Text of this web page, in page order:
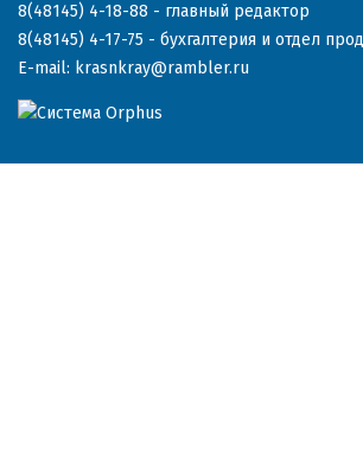
8(48145) 4-18-88 - главный редактор
8(48145) 4-17-75 - бухгалтерия и отдел
E-mail: krasnkray@rambler.ru